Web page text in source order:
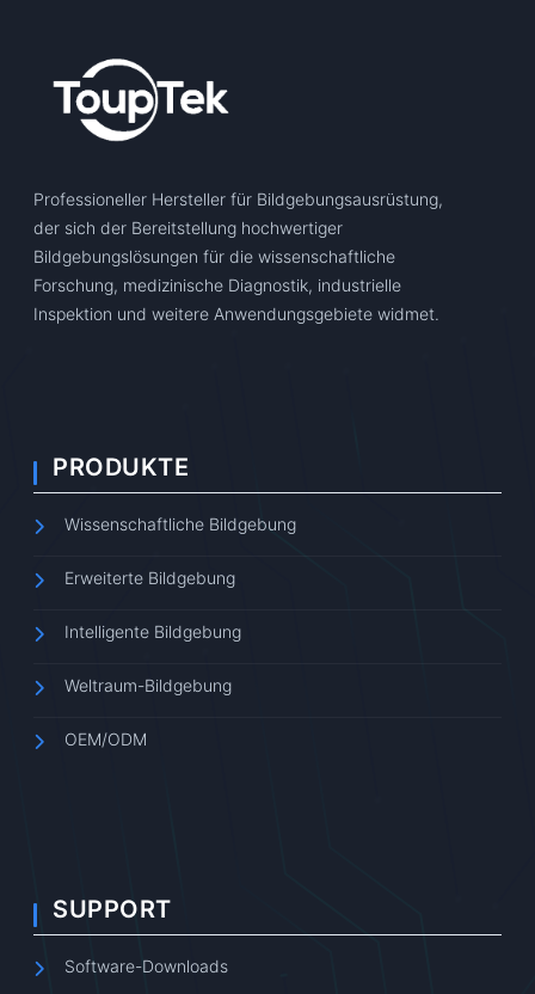
Professioneller Hersteller für Bildgebungsausrüstung,
der sich der Bereitstellung hochwertiger
Bildgebungslösungen für die wissenschaftliche
Forschung, medizinische Diagnostik, industrielle
Inspektion und weitere Anwendungsgebiete widmet.
PRODUKTE
Wissenschaftliche Bildgebung
Erweiterte Bildgebung
Intelligente Bildgebung
Weltraum-Bildgebung
OEM/ODM
SUPPORT
Software-Downloads